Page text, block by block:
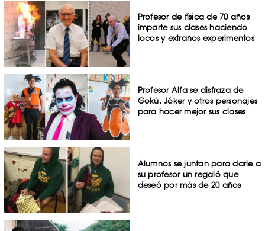
Profesor de física de 70 años
imparte sus clases haciendo
locos y extraños experimentos
Profesor Alfa se disfraza de
Gokú, Jóker y otros personajes
para hacer mejor sus clases
Alumnos se juntan para darle a
su profesor un regaló que
deseó por más de 20 años